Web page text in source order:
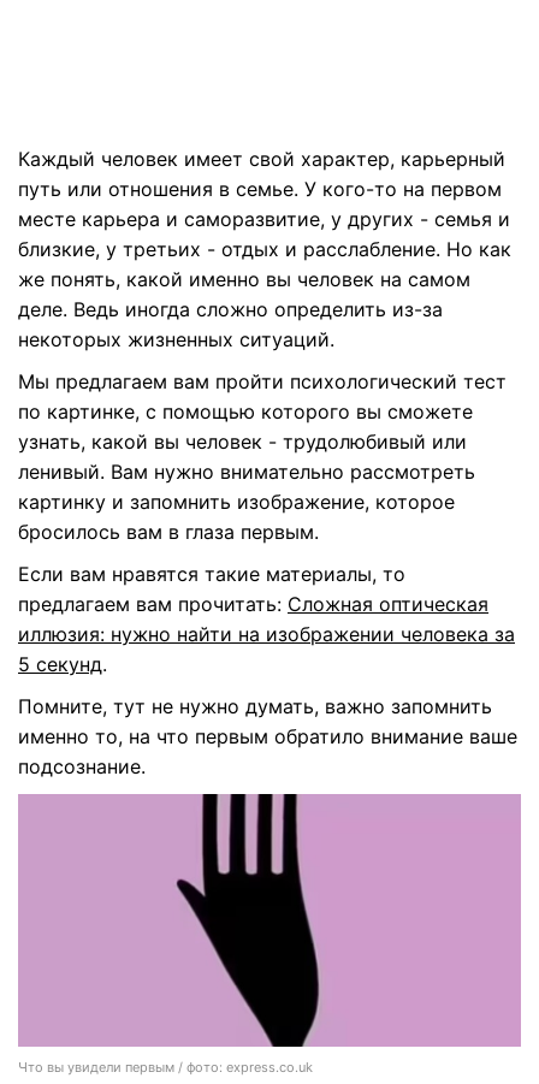
Каждый человек имеет свой характер, карьерный
путь или отношения в семье. У кого-то на первом
месте карьера и саморазвитие, у других - семья и
близкие, у третьих - отдых и расслабление. Но как
же понять, какой именно вы человек на самом
деле. Ведь иногда сложно определить из-за
некоторых жизненных ситуаций.
Мы предлагаем вам пройти психологический тест
по картинке, с помощью которого вы сможете
узнать, какой вы человек - трудолюбивый или
ленивый. Вам нужно внимательно рассмотреть
картинку и запомнить изображение, которое
бросилось вам в глаза первым.
Если вам нравятся такие материалы, то
предлагаем вам прочитать: Сложная оптическая
иллюзия: нужно найти на изображении человека за
5 секунд.
Помните, тут не нужно думать, важно запомнить
именно то, на что первым обратило внимание ваше
подсознание.
Что вы увидели первым / фото: express.co.uk